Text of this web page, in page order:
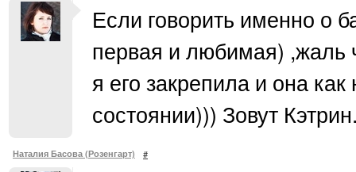
Если говорить именно о
первая и любимая) ,жаль
я его закрепила и она
состоянии))) Зовут
Наталия Басова (Розенгарт) #